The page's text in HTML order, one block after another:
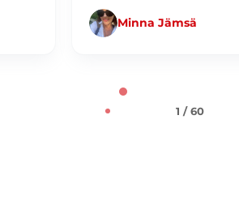
Minna Jämsä
1 / 60